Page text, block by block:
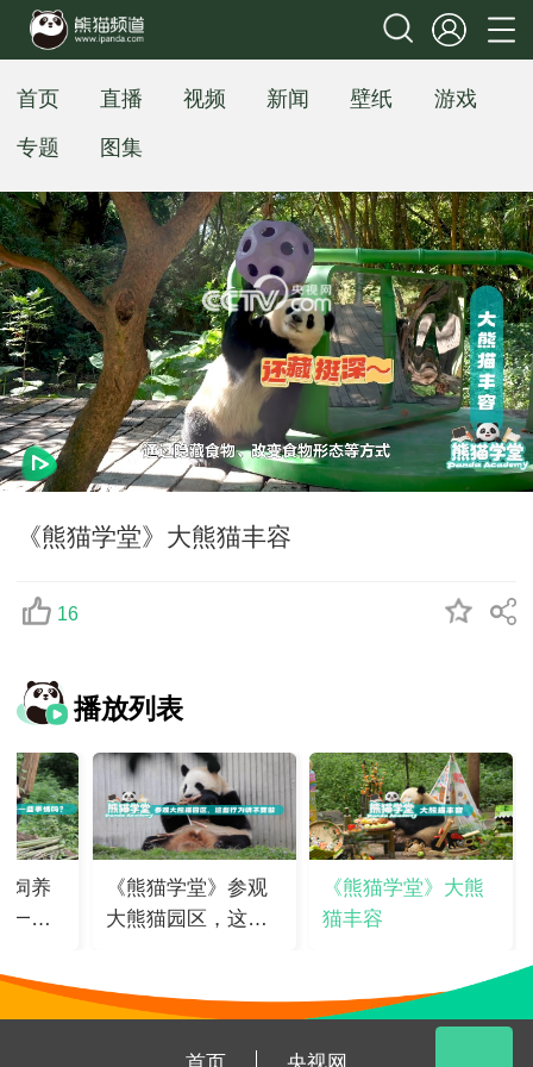
首页 直播 视频 新闻 壁纸
游戏
专题
图集
网络开小差了，请稍后再试
《熊猫学堂》大熊猫丰容
16
播放列表
饲养
一些
《熊猫学堂》参观
大熊猫园区，这些
《熊猫学堂》大熊
猫丰容